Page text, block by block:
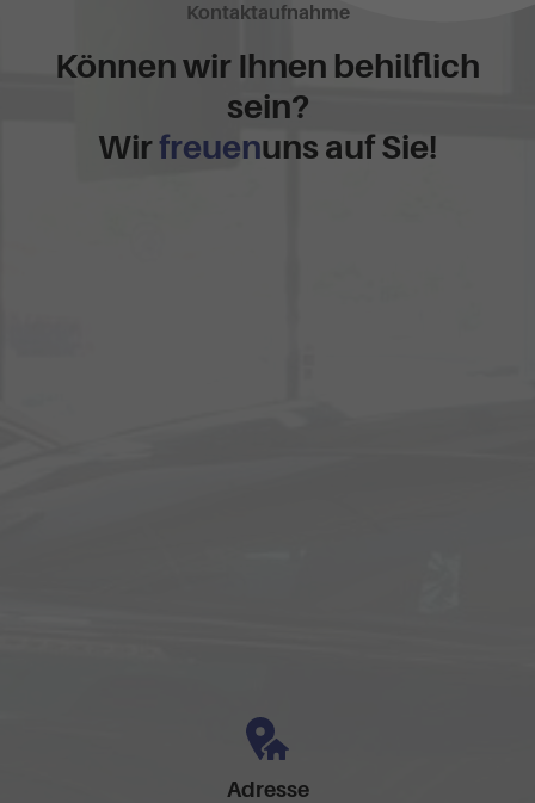
Kontaktaufnahme
Können wir Ihnen behilflich
sein?
Wirfreuenuns auf Sie!
Adresse